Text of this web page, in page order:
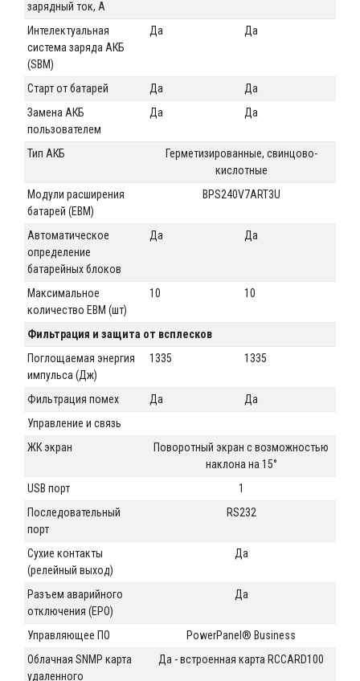
зарядный ток, А
Интелектуальная
система заряда АКБ
(SBM)
Да Да
Старт от батарей Да
Да
Замена АКБ
пользователем
Да Да
Тип АКБ
Герметизированные, свинцово-
кислотные
Модули расширения
батарей (EBM)
BPS240V7ART3U
Автоматическое
определение
батарейных блоков
Да Да
Максимальное
количество EBM (шт)
10 10
Фильтрация и защита от всплесков
Поглощаемая энергия
импульса (Дж)
1335 1335
Фильтрация помех Да
Да
Управление и связь
ЖК экран
Поворотный экран с возможностью
наклона на 15°
USB порт
1
Последовательный
порт
RS232
Сухие контакты
(релейный выход)
Да
Разъем аварийного
отключения (EPO)
Да
Управляющее ПО
PowerPanel® Business
Облачная SNMP карта
удаленного
Да - встроенная карта RCCARD100